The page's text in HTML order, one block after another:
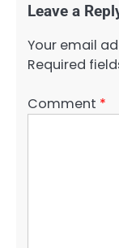
Leave a
Your email
Required
Comment *